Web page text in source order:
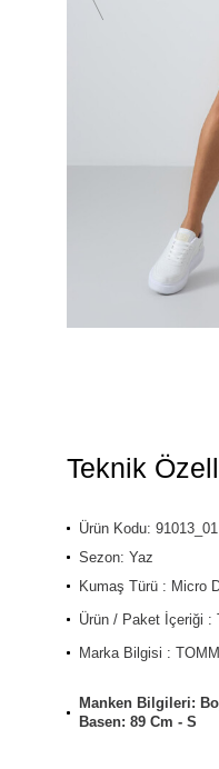
Teknik
Ürün Kodu: 91013_01
Sezon: Yaz
Kumaş Türü : Micro
Ürün / Paket İçeriği :
Marka Bilgisi :
Manken Bilgileri:
Basen: 89 Cm - S